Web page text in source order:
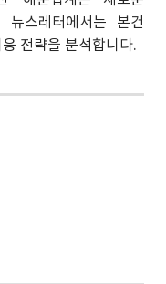
스레터에서는 본건
전략을 분석합니다.